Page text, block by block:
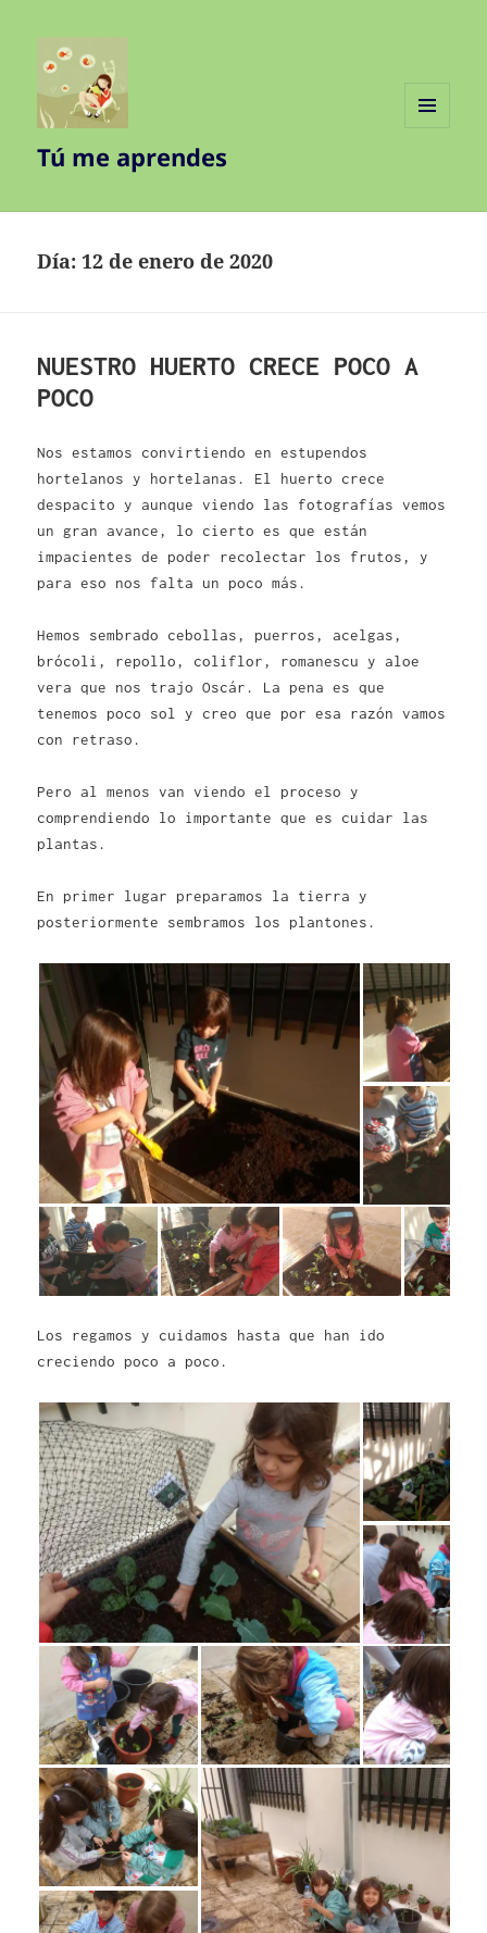
Tú me aprendes
Día: 12 de enero de 2020
NUESTRO HUERTO CRECE POCO A
POCO
Nos estamos convirtiendo en estupendos
hortelanos y hortelanas. El huerto crece
despacito y aunque viendo las fotografías vemos
un gran avance, lo cierto es que están
impacientes de poder recolectar los frutos, y
para eso nos falta un poco más.
Hemos sembrado cebollas, puerros, acelgas,
brócoli, repollo, coliflor, romanescu y aloe
vera que nos trajo Oscár. La pena es que
tenemos poco sol y creo que por esa razón vamos
con retraso.
Pero al menos van viendo el proceso y
comprendiendo lo importante que es cuidar las
plantas.
En primer lugar preparamos la tierra y
posteriormente sembramos los plantones.
Los regamos y cuidamos hasta que han ido
creciendo poco a poco.